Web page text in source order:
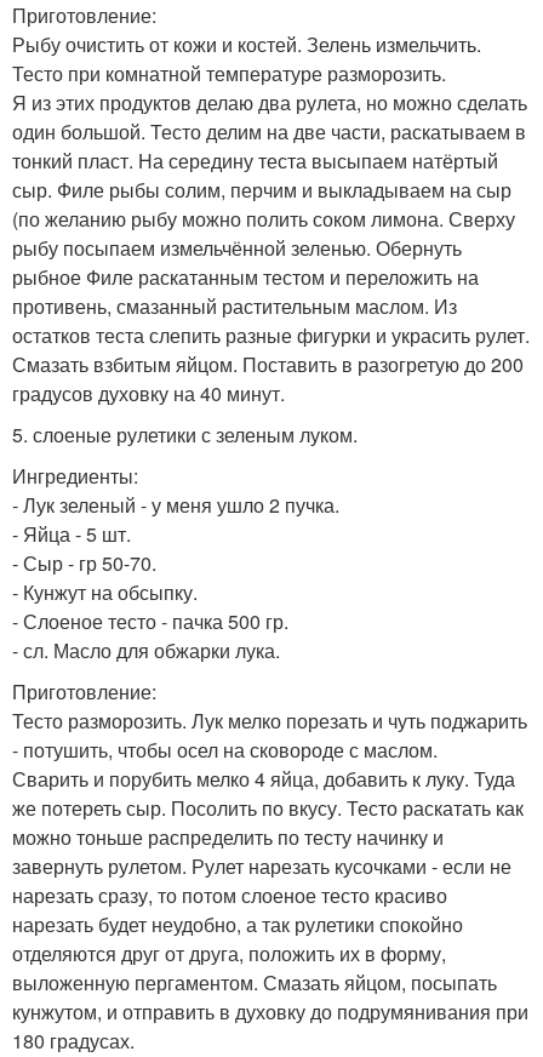
Приготовление:
Рыбу очистить от кожи и костей. Зелень измельчить.
Тесто при комнатной температуре разморозить.
Я из этих продуктов делаю два рулета, но можно сделать
один большой. Тесто делим на две части, раскатываем в
тонкий пласт. На середину теста высыпаем натёртый
сыр. Филе рыбы солим, перчим и выкладываем на сыр
(по желанию рыбу можно полить соком лимона. Сверху
рыбу посыпаем измельчённой зеленью. Обернуть
рыбное Филе раскатанным тестом и переложить на
противень, смазанный растительным маслом. Из
остатков теста слепить разные фигурки и украсить рулет.
Смазать взбитым яйцом. Поставить в разогретую до 200
градусов духовку на 40 минут.
5. слоеные рулетики с зеленым луком.
Ингредиенты:
- Лук зеленый - у меня ушло 2 пучка.
- Яйца - 5 шт.
- Сыр - гр 50-70.
- Кунжут на обсыпку.
- Слоеное тесто - пачка 500 гр.
- сл. Масло для обжарки лука.
Приготовление:
Тесто разморозить. Лук мелко порезать и чуть поджарить
- потушить, чтобы осел на сковороде с маслом.
Сварить и порубить мелко 4 яйца, добавить к луку. Туда
же потереть сыр. Посолить по вкусу. Тесто раскатать как
можно тоньше распределить по тесту начинку и
завернуть рулетом. Рулет нарезать кусочками - если не
нарезать сразу, то потом слоеное тесто красиво
нарезать будет неудобно, а так рулетики спокойно
отделяются друг от друга, положить их в форму,
выложенную пергаментом. Смазать яйцом, посыпать
кунжутом, и отправить в духовку до подрумянивания при
180 градусах.